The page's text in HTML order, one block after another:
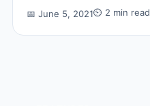
📅 June 5, 2021⏲ 2 min read